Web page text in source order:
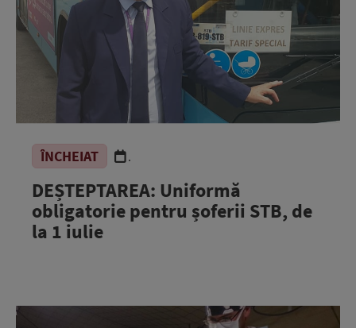
ÎNCHEIAT .
DEȘTEPTAREA: Uniformă
obligatorie pentru șoferii STB, de
la 1 iulie